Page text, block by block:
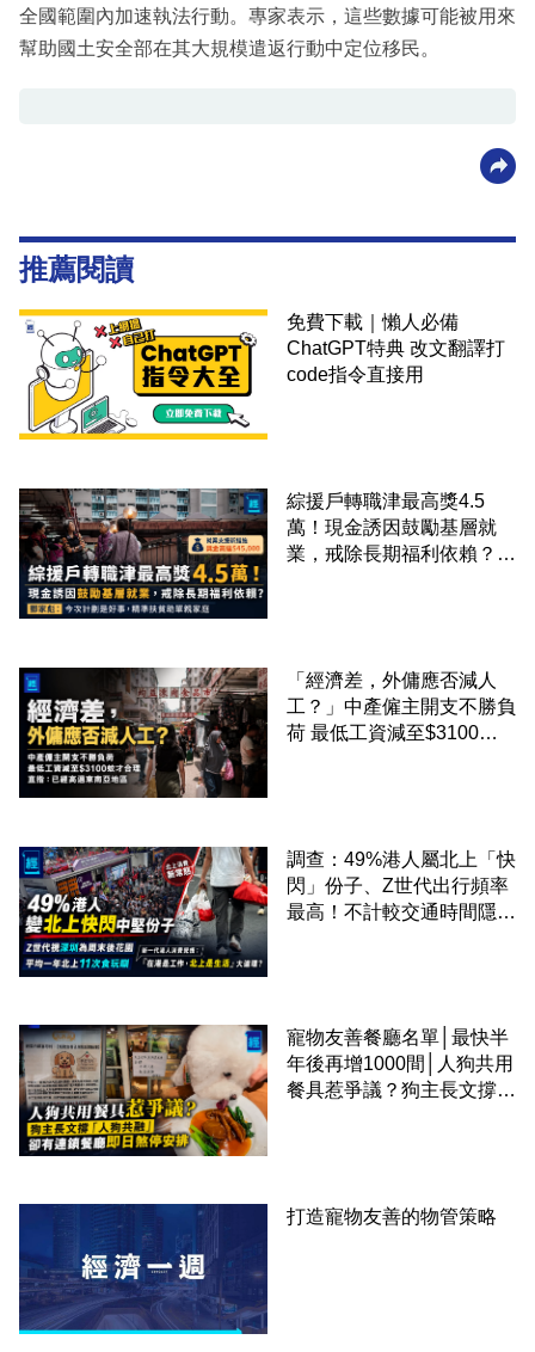
全國範圍內加速執法行動。專家表示，這些數據可能被用來
幫助國土安全部在其大規模遣返行動中定位移民。
推薦閱讀
免費下載｜懶人必備
ChatGPT特典 改文翻譯打
code指令直接用
綜援戶轉職津最高獎4.5
萬！現金誘因鼓勵基層就
業，戒除長期福利依賴？鄧
「經濟差，外傭應否減人
工？」中產僱主開支不勝負
荷 最低工資減至$3100蚊
調查：49%港人屬北上「快
閃」份子、Z世代出行頻率
最高！不計較交通時間隱形
寵物友善餐廳名單│最快半
年後再增1000間│人狗共用
餐具惹爭議？狗主長文撐
打造寵物友善的物管策略